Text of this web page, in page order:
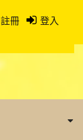
註冊 登入